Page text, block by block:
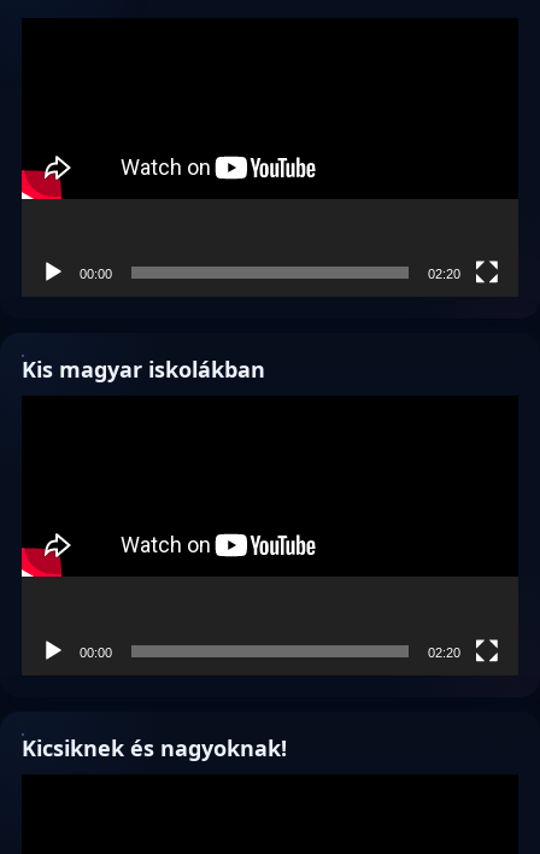
00:00 02:20
Kis magyar iskolákban
00:00 02:20
Kicsiknek és nagyoknak!